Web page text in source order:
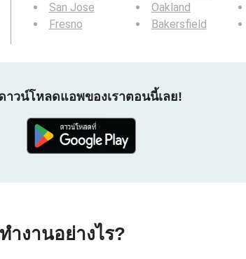
San Jose
Fresno
Oakland
Bakersfield
วน์โหลดแอพของเราตอนนี้เลย!
ำงานอย่างไร?